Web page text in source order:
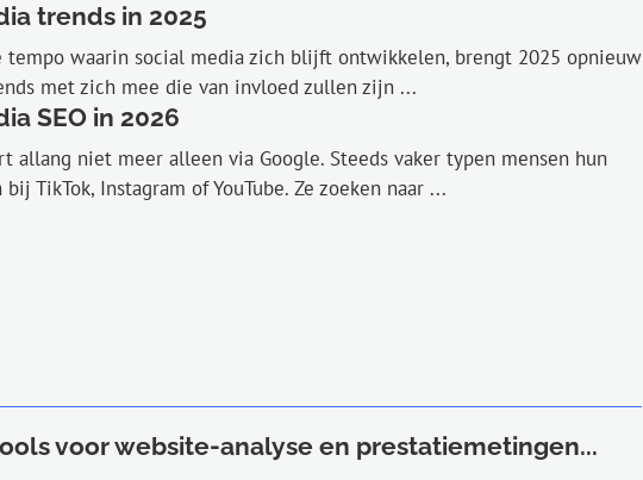
trends in 2025
tempo waarin social media zich blijft ontwikkelen, brengt 2025 opnieuw
met zich mee die van invloed zullen zijn ...
SEO in 2026
allang niet meer alleen via Google. Steeds vaker typen mensen hun
TikTok, Instagram of YouTube. Ze zoeken naar ...
voor website-analyse en prestatiemetingen...